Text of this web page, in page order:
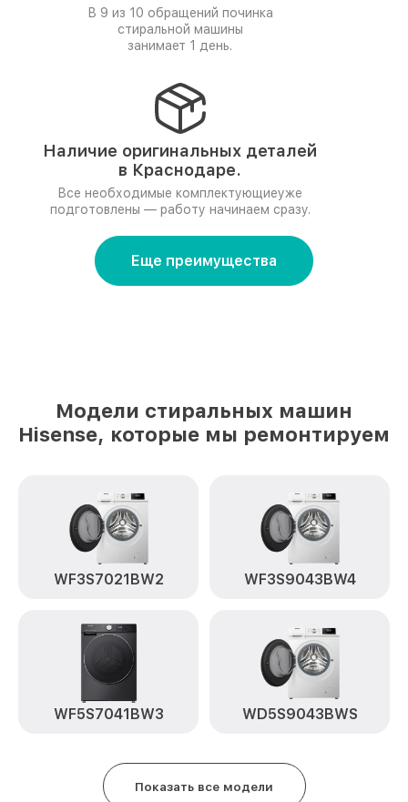
В 9 из 10 обращений починка
стиральной машины
занимает 1 день.
Наличие оригинальных деталей
в Краснодаре.
Все необходимые комплектующиеуже
подготовлены — работу начинаем сразу.
Еще преимущества
Модели стиральных машин
Hisense, которые мы ремонтируем
WF3S7021BW2 WF3S9043BW4
WF5S7041BW3 WD5S9043BWS
Показать все модели